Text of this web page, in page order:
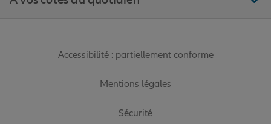
Accessibilité : partiellement conforme
Mentions légales
Sécurité